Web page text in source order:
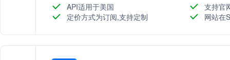
API适用于美国
支持官
定价方式为订阅,支持定制
网站在